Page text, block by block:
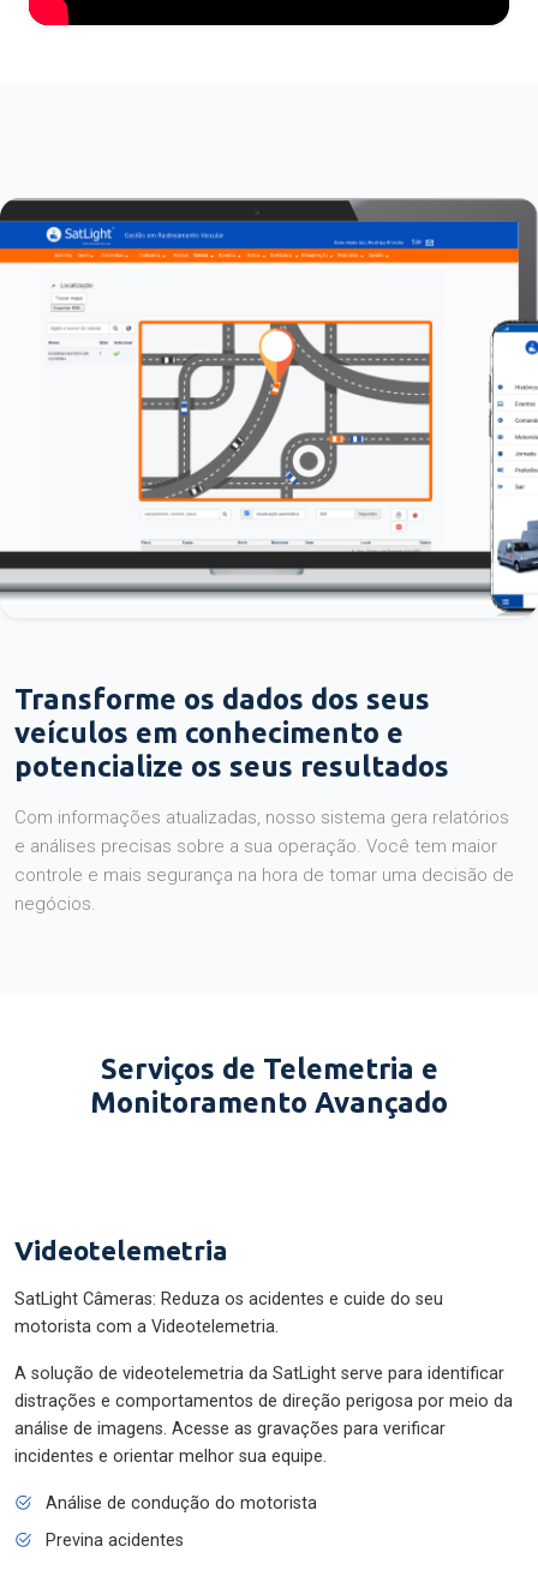
Transforme os dados dos seus
veículos em conhecimento e
potencialize os seus resultados
Com informações atualizadas, nosso sistema gera relatórios
e análises precisas sobre a sua operação. Você tem maior
controle e mais segurança na hora de tomar uma decisão de
negócios.
Serviços de Telemetria e
Monitoramento Avançado
Videotelemetria
SatLight Câmeras: Reduza os acidentes e cuide do seu
motorista com a Videotelemetria.
A solução de videotelemetria da SatLight serve para identificar
distrações e comportamentos de direção perigosa por meio da
análise de imagens. Acesse as gravações para verificar
incidentes e orientar melhor sua equipe.
Análise de condução do motorista
Previna acidentes